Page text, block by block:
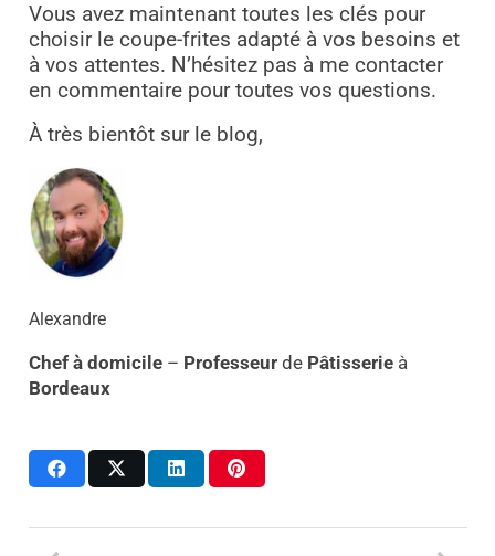
Vous avez maintenant toutes les clés pour
choisir le coupe-frites adapté à vos besoins et
à vos attentes. N’hésitez pas à me contacter
en commentaire pour toutes vos questions.
À très bientôt sur le blog,
Alexandre
Chef à domicile– Professeurde Pâtisserieà
Bordeaux